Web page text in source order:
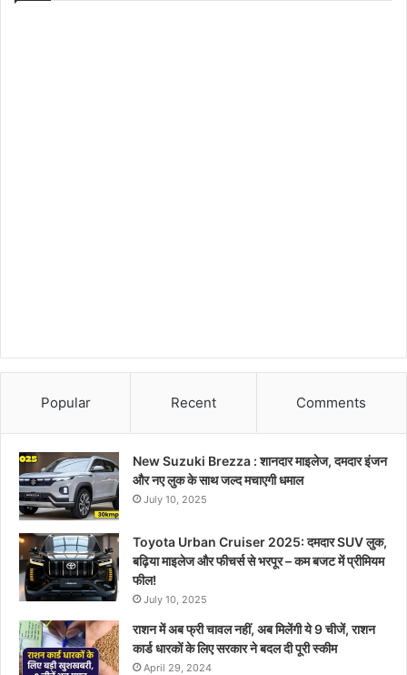
Popular Recent Comments
New Suzuki Brezza : शानदार माइलेज, दमदार इंजन
और नए लुक के साथ जल्द मचाएगी धमाल
July 10, 2025
Toyota Urban Cruiser 2025: दमदार SUV लुक,
बढ़िया माइलेज और फीचर्स से भरपूर – कम बजट में प्रीमियम
फील!
July 10, 2025
राशन में अब फ्री चावल नहीं, अब मिलेंगी ये 9 चीजें, राशन
कार्ड धारकों के लिए सरकार ने बदल दी पूरी स्कीम
April 29, 2024